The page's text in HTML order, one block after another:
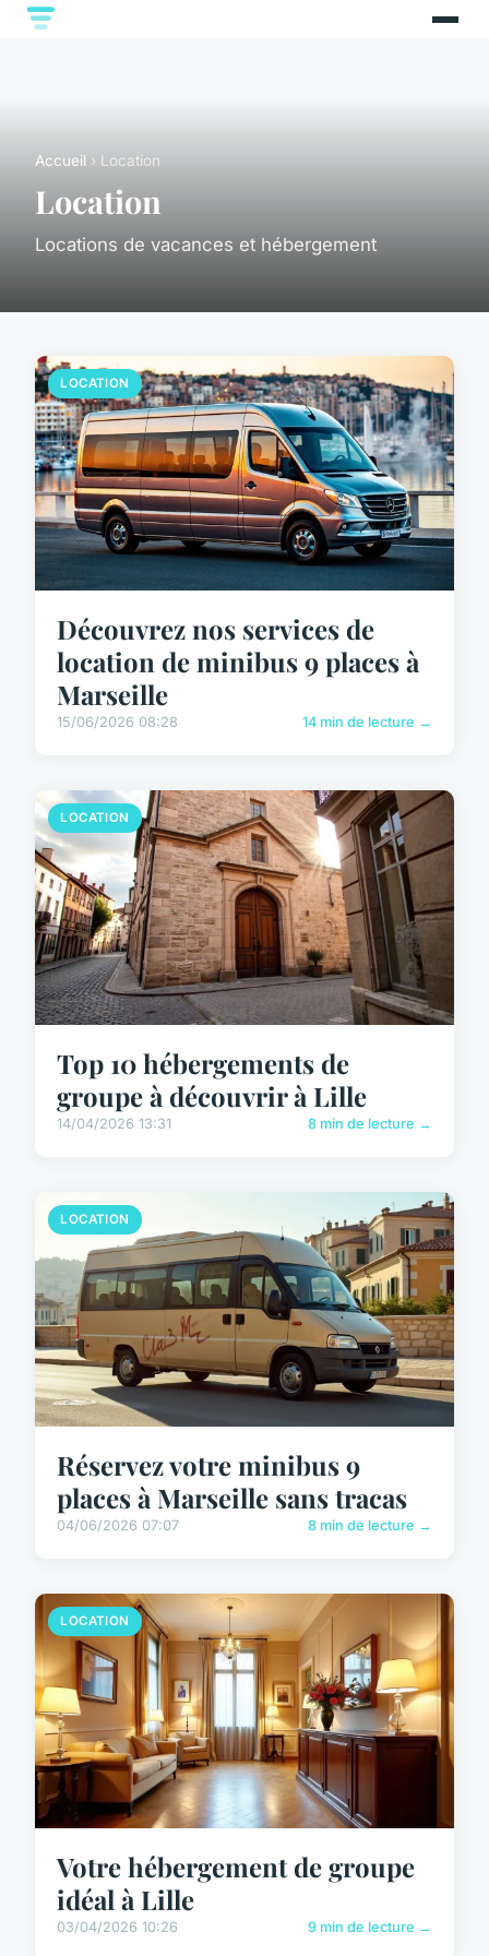
Accueil › Location
Location
Locations de vacances et hébergement
LOCATION
Découvrez nos services de
location de minibus 9 places à
Marseille
15/06/2026 08:28 14 min de lecture →
LOCATION
Top 10 hébergements de
groupe à découvrir à Lille
14/04/2026 13:31 8 min de lecture →
LOCATION
Réservez votre minibus 9
places à Marseille sans tracas
04/06/2026 07:07 8 min de lecture →
LOCATION
Votre hébergement de groupe
idéal à Lille
03/04/2026 10:26 9 min de lecture →